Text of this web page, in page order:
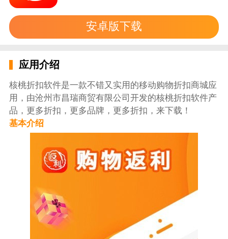
安卓版下载
应用介绍
核桃折扣软件是一款不错又实用的移动购物折扣商城应
用，由沧州市昌瑞商贸有限公司开发的核桃折扣软件产
品，更多折扣，更多品牌，更多折扣，来下载！
基本介绍